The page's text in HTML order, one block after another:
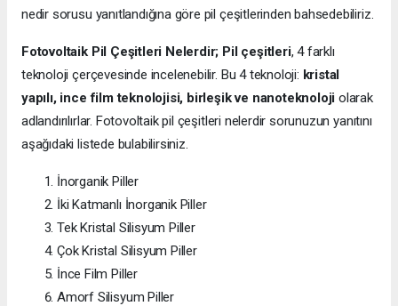
nedir sorusu yanıtlandığına göre pil çeşitlerinden bahsedebiliriz.
Fotovoltaik Pil Çeşitleri Nelerdir; Pil çeşitleri, 4 farklı
teknoloji çerçevesinde incelenebilir. Bu 4 teknoloji: kristal
yapılı, ince film teknolojisi, birleşik ve nanoteknoloji olarak
adlandırılırlar. Fotovoltaik pil çeşitleri nelerdir sorunuzun yanıtını
aşağıdaki listede bulabilirsiniz.
İnorganik Piller
İki Katmanlı İnorganik Piller
Tek Kristal Silisyum Piller
Çok Kristal Silisyum Piller
İnce Film Piller
Amorf Silisyum Piller